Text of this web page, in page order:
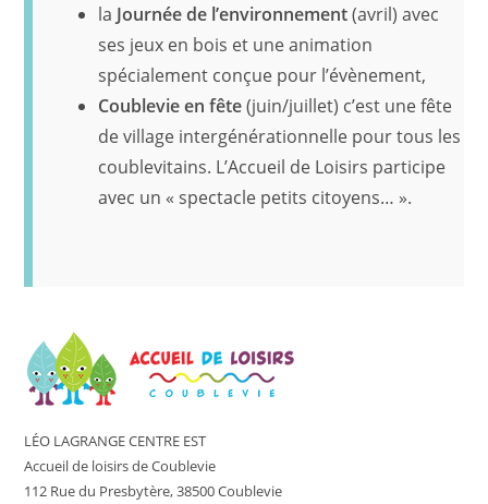
la Journée de l’environnement(avril) avec
ses jeux en bois et une animation
spécialement conçue pour l’évènement,
Coublevie en fête(juin/juillet) c’est une fête
de village intergénérationnelle pour tous les
coublevitains. L’Accueil de Loisirs participe
avec un « spectacle petits citoyens… ».
LÉO LAGRANGE CENTRE EST
Accueil de loisirs de Coublevie
112 Rue du Presbytère, 38500 Coublevie